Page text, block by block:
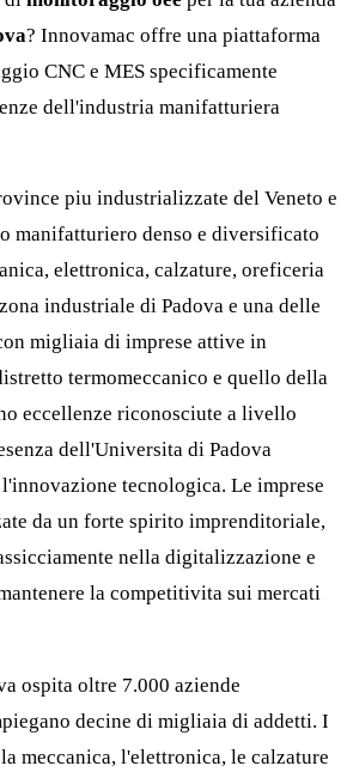
? Innovamac offre una piattaforma
CNC e MES specificamente
dell'industria manifatturiera
piu industrializzate del Veneto e
manifatturiero denso e diversificato
elettronica, calzature, oreficeria
industriale di Padova e una delle
migliaia di imprese attive in
termomeccanico e quello della
eccellenze riconosciute a livello
dell'Universita di Padova
tecnologica. Le imprese
da un forte spirito imprenditoriale,
nella digitalizzazione e
la competitivita sui mercati
ospita oltre 7.000 aziende
decine di migliaia di addetti. I
meccanica, l'elettronica, le calzature